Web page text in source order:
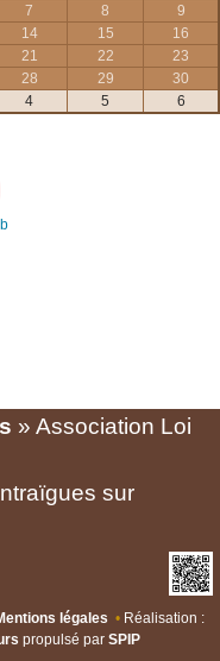
7 8
9
14 15
16
21 22
23
28 29
30
4 5 6
» Association Loi
sur
légales • Réalisation :
propulsé par SPIP